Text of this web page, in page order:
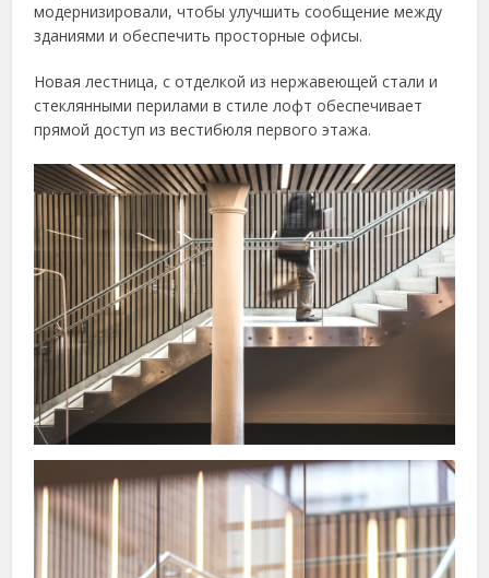
модернизировали, чтобы улучшить сообщение между
зданиями и обеспечить просторные офисы.
Новая лестница, с отделкой из нержавеющей стали и
стеклянными перилами в стиле лофт обеспечивает
прямой доступ из вестибюля первого этажа.